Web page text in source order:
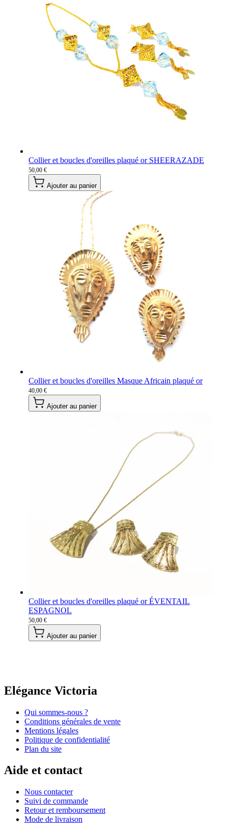
Collier et boucles d'oreilles plaqué or SHEERAZADE
50,00 €
Ajouter au panier
Collier et boucles d'oreilles Masque Africain plaqué or
40,00 €
Ajouter au panier
Collier et boucles d'oreilles plaqué or ÉVENTAIL
ESPAGNOL
50,00 €
Ajouter au panier
Elégance Victoria
Qui sommes-nous ?
Conditions générales de vente
Mentions légales
Politique de confidentialité
Plan du site
Aide et contact
Nous contacter
Suivi de commande
Retour et remboursement
Mode de livraison